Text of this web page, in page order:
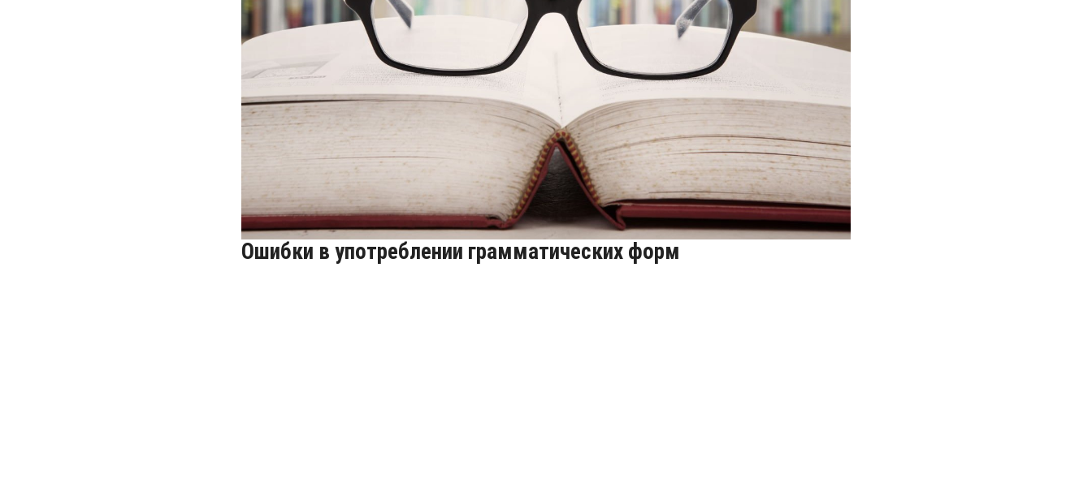
© Depositphotos
Ошибки в употреблении грамматических форм